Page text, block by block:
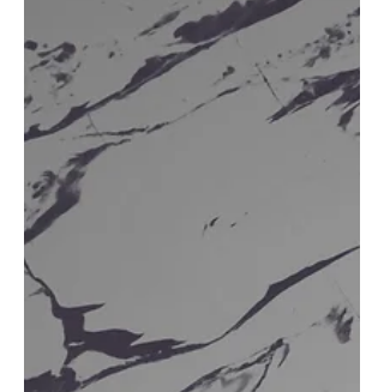
興性』
「描いても、どこか不均衡な感覚が拭
えない」。即興ポートレートの挑戦を
前に、私は今、この問いと向き合って
います。慣れた紙か、新しい紙か。こ
のジレンマは、「挑戦と安定のバラン
ス」という普遍的なテーマに繋がりま
す。歴史上のアーティストたちも追求
した「準備された即興性」の中に、私
の「流れ」と「大胆さ」を見出す探求
の記録です。